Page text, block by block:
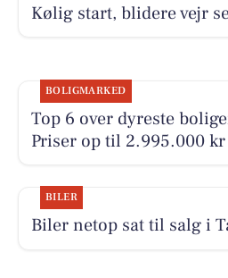
Kølig start, blidere vejr
BOLIGMARKED
Top 6 over dyreste
Priser op til 2.995.000 kr
BILER
Biler netop sat til salg i